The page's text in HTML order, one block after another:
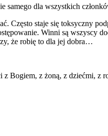
samego dla wszystkich
Często staje się toksyczny
Winni są wszyscy
że robię to dla jej dobra…
Bogiem, z żoną, z dziećmi,